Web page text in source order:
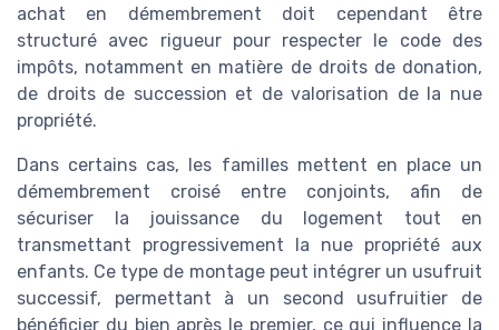
achat en démembrement doit cependant être
structuré avec rigueur pour respecter le code des
impôts, notamment en matière de droits de donation,
de droits de succession et de valorisation de la nue
propriété.
Dans certains cas, les familles mettent en place un
démembrement croisé entre conjoints, afin de
sécuriser la jouissance du logement tout en
transmettant progressivement la nue propriété aux
enfants. Ce type de montage peut intégrer un usufruit
successif, permettant à un second usufruitier de
bénéficier du bien après le premier, ce qui influence la